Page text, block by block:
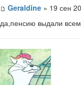
Geraldine » 19 сен
да,пенсию выдали